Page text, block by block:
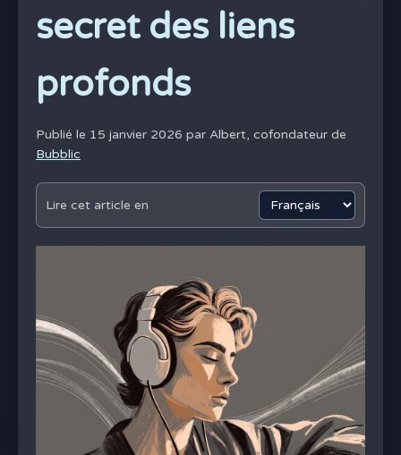
secret des liens
profonds
Publié le 15 janvier 2026 par Albert, cofondateur de
Bubblic
Lire cet article en